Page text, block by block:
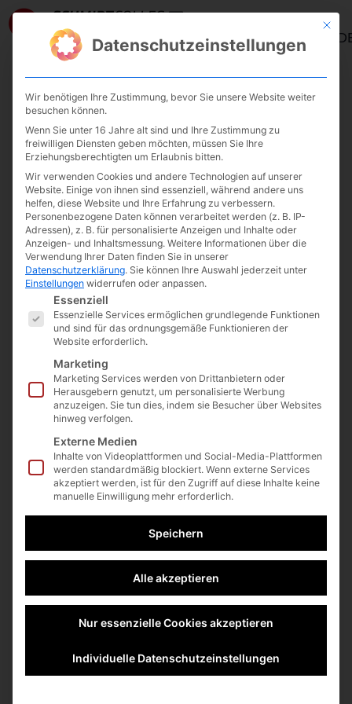
Kategorie:CDI
Cay´s Daily Inspiration
Clubhouse-Guide für
den Mittelstand – Teil 3
PHNjcmlwdCBhc3luYyBzcmM9Imh0dHBzOi8vd2lkZ
2V0LndlYnNpdGV2b2ljZS5jb20vQ2dwVWF0Q1EwbE
U2c3pOZUJLTWVqZyI+PC9zY3JpcHQ+CjxzY3Jpc
0YVthXT1iO30KICB3dnRhZygnaWQnLCAnQ2dwVW
F0Q1EwbEU2c3pOZUJLTWVqZycpOwogIHd2dGFn
KCdsYW5ndWFnZScsICdkZS1ERScpOwogIHd2dGF
vdW5kQ29sb3I6ICcjZTYwNTEzJywKICAgIGJ1dHRv
blRleHQ6ICdJbmhhbHQgYW5ow7ZyZW4nCiAgfSk7
enable_background_slider=”no” image_ids=””
elegant_transition_effect=”fade”
Mit
Datenschutzeinstellungen
Wir benötigen Ihre Zustimmung, bevor Sie unsere Website weiter
besuchen können.
Wenn Sie unter 16 Jahre alt sind und Ihre Zustimmung zu
freiwilligen Diensten geben möchten, müssen Sie Ihre
Erziehungsberechtigten um Erlaubnis bitten.
Wir verwenden Cookies und andere Technologien auf unserer
Website. Einige von ihnen sind essenziell, während andere uns
helfen, diese Website und Ihre Erfahrung zu verbessern.
Personenbezogene Daten können verarbeitet werden (z. B. IP-
Adressen), z. B. für personalisierte Anzeigen und Inhalte oder
Anzeigen- und Inhaltsmessung. Weitere Informationen über die
Verwendung Ihrer Daten finden Sie in unserer
Datenschutzerklärung. Sie können Ihre Auswahl jederzeit unter
Einstellungen widerrufen oder anpassen.
Es folgt eine Liste der Service-Gruppen,
Essenziell
Essenzielle Services ermöglichen grundlegende Funktionen
und sind für das ordnungsgemäße Funktionieren der
Website erforderlich.
Marketing
Marketing Services werden von Drittanbietern oder
Herausgebern genutzt, um personalisierte Werbung
anzuzeigen. Sie tun dies, indem sie Besucher über Websites
hinweg verfolgen.
Externe Medien
Inhalte von Videoplattformen und Social-Media-Plattformen
werden standardmäßig blockiert. Wenn externe Services
akzeptiert werden, ist für den Zugriff auf diese Inhalte keine
manuelle Einwilligung mehr erforderlich.
Speichern
Alle akzeptieren
Nur essenzielle Cookies akzeptieren
Individuelle Datenschutzeinstellungen